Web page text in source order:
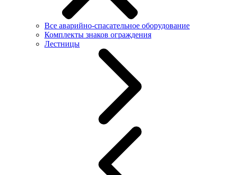
Все аварийно-спасательное оборудование
Комплекты знаков ограждения
Лестницы